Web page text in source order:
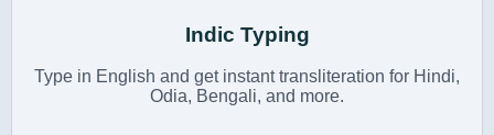
Indic Typing
Type in English and get instant transliteration for Hindi,
Odia, Bengali, and more.